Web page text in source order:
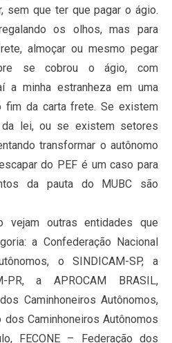
sem que ter que pagar o ágio.
os olhos, mas para
almoçar ou mesmo pegar
se cobrou o ágio, com
a minha estranheza em uma
fim da carta frete. Se existem
da lei, ou se existem setores
transformar o autônomo
do PEF é um caso para
da pauta do MUBC são
vejam outras entidades que
a Confederação Nacional
o SINDICAM-SP, a
PR, a APROCAM BRASIL,
Caminhoneiros Autônomos,
dos Caminhoneiros Autônomos
FECONE – Federação dos